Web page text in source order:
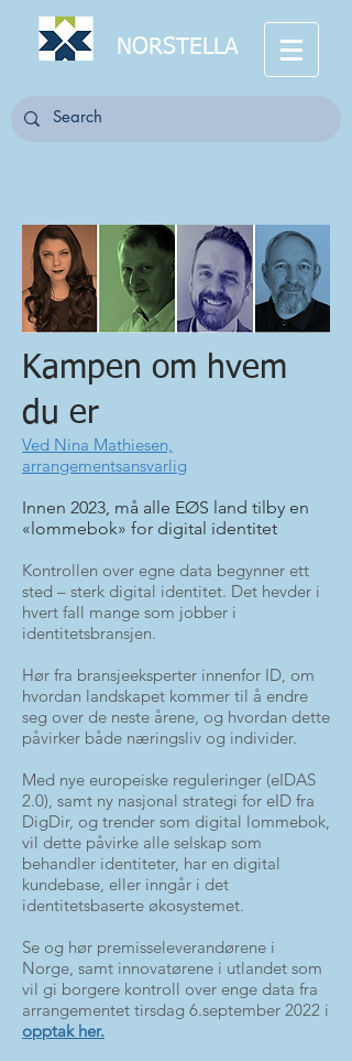
NORSTELLA
Kampen om hvem
du er
Ved Nina Mathiesen,
arrangementsansvarlig
Innen 2023, må alle EØS land tilby en
«lommebok» for digital identitet
Kontrollen over egne data begynner ett
sted – sterk digital identitet. Det hevder i
hvert fall mange som jobber i
identitetsbransjen.
Hør fra bransjeeksperter innenfor ID, om
hvordan landskapet kommer til å endre
seg over de neste årene, og hvordan dette
påvirker både næringsliv og individer.
Med nye europeiske reguleringer (eIDAS
2.0), samt ny nasjonal strategi for eID fra
DigDir, og trender som digital lommebok,
vil dette påvirke alle selskap som
behandler identiteter, har en digital
kundebase, eller inngår i det
identitetsbaserte økosystemet.
Se og hør premisseleverandørene i
Norge, samt innovatørene i utlandet som
vil gi borgere kontroll over enge data fra
arrangementet tirsdag 6.september 2022 i
opptak her.